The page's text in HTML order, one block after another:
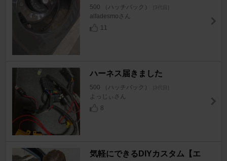
500 （ハッチバック） [3代目]
alfadesmoさん
11
ハーネス届きました
500 （ハッチバック） [3代目]
よっじぃさん
8
気軽にできるDIYカスタム【エ